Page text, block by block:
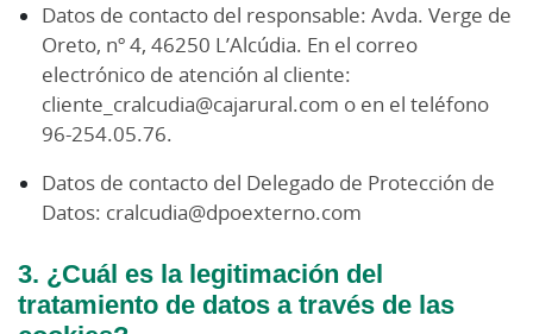
Datos de contacto del responsable: Avda. Verge de
Oreto, nº 4, 46250 L’Alcúdia. En el correo
electrónico de atención al cliente:
cliente_cralcudia@cajarural.com o en el teléfono
96-254.05.76.
Datos de contacto del Delegado de Protección de
Datos: cralcudia@dpoexterno.com
3. ¿Cuál es la legitimación del
tratamiento de datos a través de las